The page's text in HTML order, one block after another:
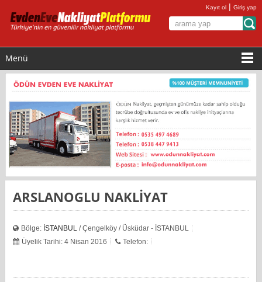
Kayıt ol |Giriş yap
Menü
ARSLANOGLU NAKLİYAT
Bölge: İSTANBUL / Çengelköy / Üsküdar - İSTANBUL
Üyelik Tarihi: 4 Nisan 2016
Telefon: